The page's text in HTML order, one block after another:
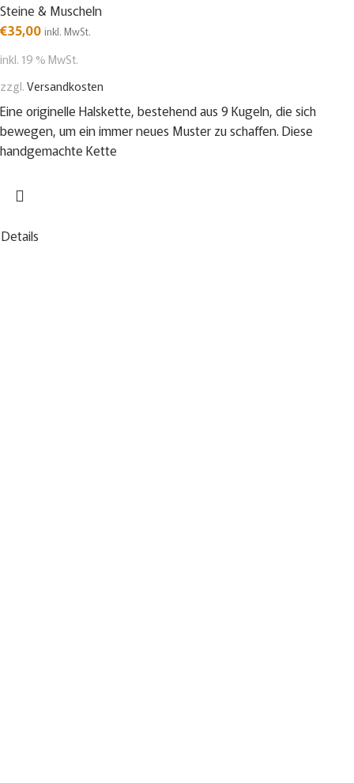
Steine & Muscheln
€35,00 inkl. MwSt.
inkl. 19 % MwSt.
zzgl.Versandkosten
Eine originelle Halskette, bestehend aus 9 Kugeln, die sich
bewegen, um ein immer neues Muster zu schaffen. Diese
handgemachte Kette
Details